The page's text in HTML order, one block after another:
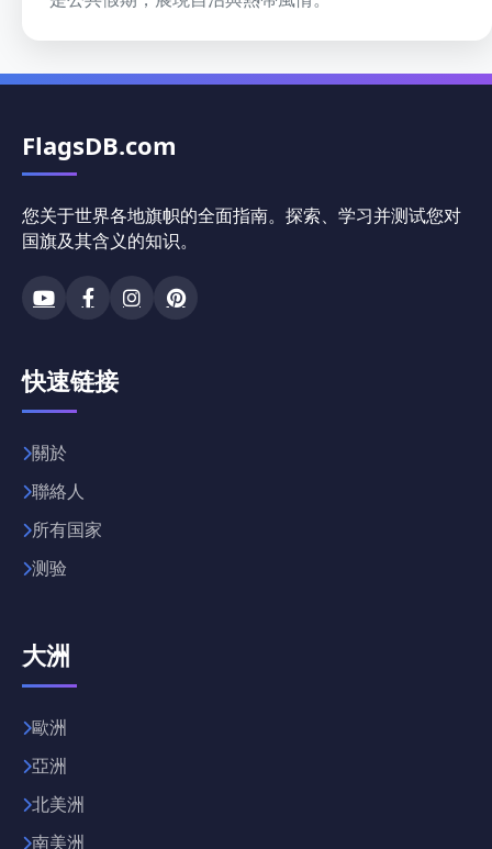
FlagsDB.com
您关于世界各地旗帜的全面指南。探索、学习并测试您对
国旗及其含义的知识。
快速链接
關於
聯絡人
所有国家
测验
大洲
歐洲
亞洲
北美洲
南美洲